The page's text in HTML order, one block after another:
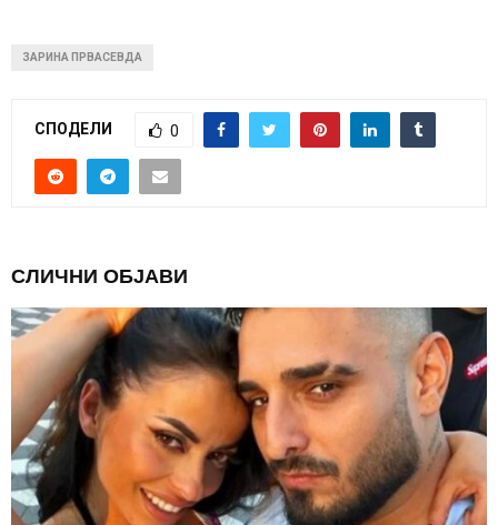
ЗАРИНА ПРВАСЕВДА
СПОДЕЛИ 0
СЛИЧНИ ОБЈАВИ